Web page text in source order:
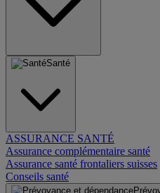
Santé
ASSURANCE SANTÉ
Assurance complémentaire santé
Assurance santé frontaliers suisses
Conseils santé